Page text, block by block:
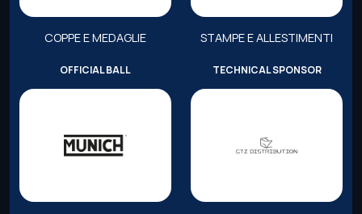
COPPE E MEDAGLIE STAMPE E ALLESTIMENTI
OFFICIAL BALL TECHNICAL SPONSOR